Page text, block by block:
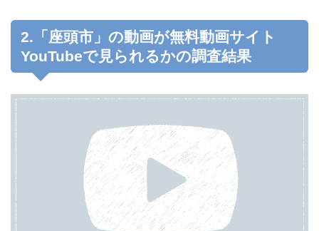
2.「座頭市」の動画が無料動画サイト
YouTubeで見られるかの調査結果